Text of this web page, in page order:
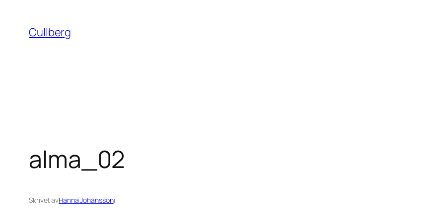
innehåll
Cullberg
alma_02
Skrivet avHanna Johanssoni